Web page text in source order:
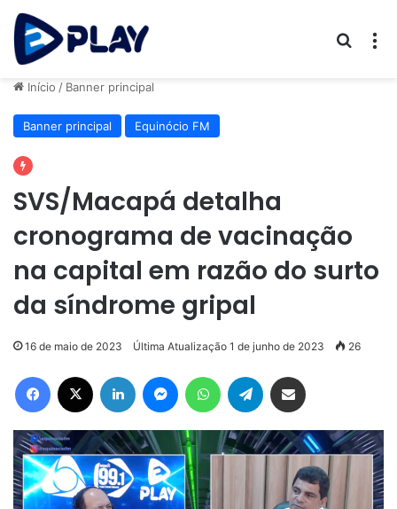
Início / Banner principal
Banner principal Equinócio FM
SVS/Macapá detalha
cronograma de vacinação
na capital em razão do surto
da síndrome gripal
16 de maio de 2023 Última Atualização 1 de junho de 2023 26
Facebook Linkedin MessengerWhatsAppTelegram